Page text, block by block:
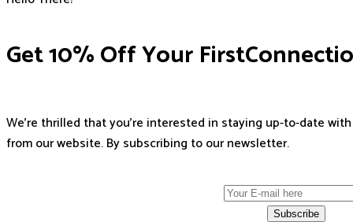
Get 10% Off Your FirstConnectio
We're thrilled that you're interested in staying up-to-date
from our website. By subscribing to our newsletter.
Subscribe